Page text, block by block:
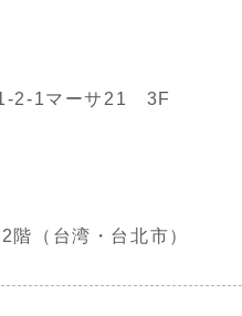
1-2-1マーサ21 3F
階（台湾・台北市）